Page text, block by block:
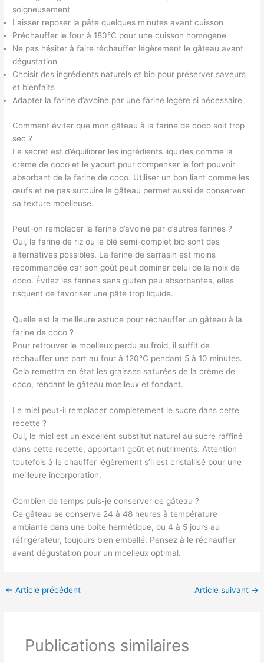
soigneusement
Laisser reposer la pâte quelques minutes avant cuisson
Préchauffer le four à 180°C pour une cuisson homogène
Ne pas hésiter à faire réchauffer légèrement le gâteau avant
dégustation
Choisir des ingrédients naturels et bio pour préserver saveurs
et bienfaits
Adapter la farine d’avoine par une farine légère si nécessaire
Comment éviter que mon gâteau à la farine de coco soit trop
sec ?
Le secret est d’équilibrer les ingrédients liquides comme la
crème de coco et le yaourt pour compenser le fort pouvoir
absorbant de la farine de coco. Utiliser un bon liant comme les
œufs et ne pas surcuire le gâteau permet aussi de conserver
sa texture moelleuse.
Peut-on remplacer la farine d’avoine par d’autres farines ?
Oui, la farine de riz ou le blé semi-complet bio sont des
alternatives possibles. La farine de sarrasin est moins
recommandée car son goût peut dominer celui de la noix de
coco. Évitez les farines sans gluten peu absorbantes, elles
risquent de favoriser une pâte trop liquide.
Quelle est la meilleure astuce pour réchauffer un gâteau à la
farine de coco ?
Pour retrouver le moelleux perdu au froid, il suffit de
réchauffer une part au four à 120°C pendant 5 à 10 minutes.
Cela remettra en état les graisses saturées de la crème de
coco, rendant le gâteau moelleux et fondant.
Le miel peut-il remplacer complètement le sucre dans cette
recette ?
Oui, le miel est un excellent substitut naturel au sucre raffiné
dans cette recette, apportant goût et nutriments. Attention
toutefois à le chauffer légèrement s’il est cristallisé pour une
meilleure incorporation.
Combien de temps puis-je conserver ce gâteau ?
Ce gâteau se conserve 24 à 48 heures à température
ambiante dans une boîte hermétique, ou 4 à 5 jours au
réfrigérateur, toujours bien emballé. Pensez à le réchauffer
avant dégustation pour un moelleux optimal.
← Article précédent Article suivant →
Publications similaires